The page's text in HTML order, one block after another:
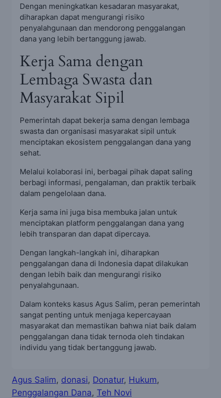
Dengan meningkatkan kesadaran masyarakat,
diharapkan dapat mengurangi risiko
penyalahgunaan dan mendorong penggalangan
dana yang lebih bertanggung jawab.
Kerja Sama dengan
Lembaga Swasta dan
Masyarakat Sipil
Pemerintah dapat bekerja sama dengan lembaga
swasta dan organisasi masyarakat sipil untuk
menciptakan ekosistem penggalangan dana yang
sehat.
Melalui kolaborasi ini, berbagai pihak dapat saling
berbagi informasi, pengalaman, dan praktik terbaik
dalam pengelolaan dana.
Kerja sama ini juga bisa membuka jalan untuk
menciptakan platform penggalangan dana yang
lebih transparan dan dapat dipercaya.
Dengan langkah-langkah ini, diharapkan
penggalangan dana di Indonesia dapat dilakukan
dengan lebih baik dan mengurangi risiko
penyalahgunaan.
Dalam konteks kasus Agus Salim, peran pemerintah
sangat penting untuk menjaga kepercayaan
masyarakat dan memastikan bahwa niat baik dalam
penggalangan dana tidak ternoda oleh tindakan
individu yang tidak bertanggung jawab.
Agus Salim, donasi, Donatur, Hukum
Penggalangan Dana, Teh Novi